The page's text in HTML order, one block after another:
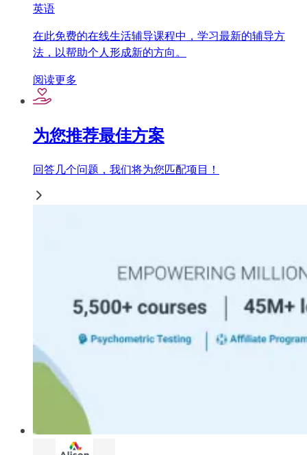
英语
在此免费的在线生活辅导课程中，学习最新的辅导方
法，以帮助个人形成新的方向。
阅读更多
为您推荐最佳方案
回答几个问题，我们将为您匹配项目！